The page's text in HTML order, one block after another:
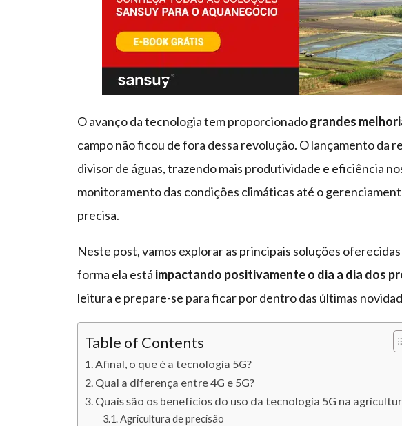
O avanço da tecnologia tem proporcionadograndes
campo não ficou de fora dessa revolução. O lançamento da
divisor de águas, trazendo mais produtividade e eficiência
monitoramento das condições climáticas até o
precisa.
Neste post, vamos explorar as principais soluções
forma ela está impactando positivamente o dia a dia dos
leitura e prepare-se para ficar por dentro das últimas
Table of Contents
Afinal, o que é a tecnologia 5G?
Qual a diferença entre 4G e 5G?
Quais são os benefícios do uso da tecnologia 5G na
Agricultura de precisão